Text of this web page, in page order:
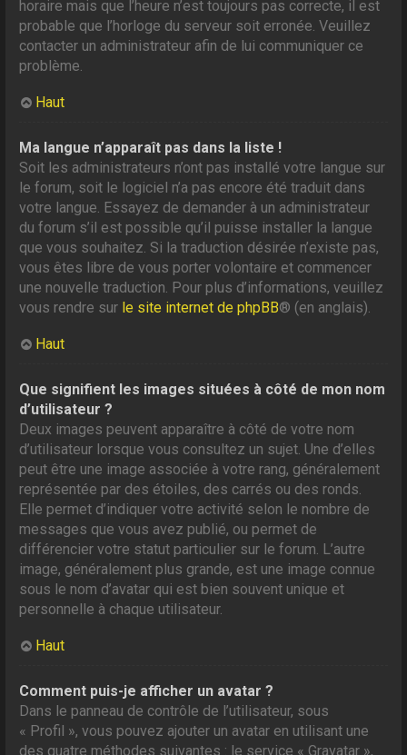
horaire mais que l’heure n’est toujours pas correcte, il est
probable que l’horloge du serveur soit erronée. Veuillez
contacter un administrateur afin de lui communiquer ce
problème.
Haut
Ma langue n’apparaît pas dans la liste !
Soit les administrateurs n’ont pas installé votre langue sur
le forum, soit le logiciel n’a pas encore été traduit dans
votre langue. Essayez de demander à un administrateur
du forum s’il est possible qu’il puisse installer la langue
que vous souhaitez. Si la traduction désirée n’existe pas,
vous êtes libre de vous porter volontaire et commencer
une nouvelle traduction. Pour plus d’informations, veuillez
vous rendre sur le site internet de phpBB® (en anglais).
Haut
Que signifient les images situées à côté de mon nom
d’utilisateur ?
Deux images peuvent apparaître à côté de votre nom
d’utilisateur lorsque vous consultez un sujet. Une d’elles
peut être une image associée à votre rang, généralement
représentée par des étoiles, des carrés ou des ronds.
Elle permet d’indiquer votre activité selon le nombre de
messages que vous avez publié, ou permet de
différencier votre statut particulier sur le forum. L’autre
image, généralement plus grande, est une image connue
sous le nom d’avatar qui est bien souvent unique et
personnelle à chaque utilisateur.
Haut
Comment puis-je afficher un avatar ?
Dans le panneau de contrôle de l’utilisateur, sous
« Profil », vous pouvez ajouter un avatar en utilisant une
des quatre méthodes suivantes : le service « Gravatar »,